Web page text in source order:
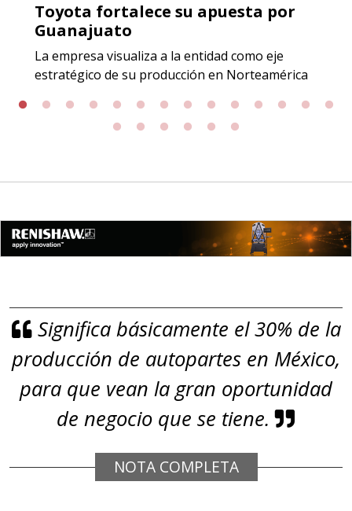
Empresa en Jalisco
Requiere:
GRAFITO LAMINADO EN
ROLLO
Especificaciones:
gestión ambiental.
Empresa en Jalisco
Requiere:
Especificaciones:
De alta pureza y composición
Garantizar composición química y
Toyota fortalece su apuesta por
Guanajuato
La empresa visualiza a la entidad como eje
estratégico de su producción en Norteamérica
Significa básicamente el 30% de la
producción de autopartes en México,
para que vean la gran oportunidad
de negocio que se tiene.
NOTA COMPLETA